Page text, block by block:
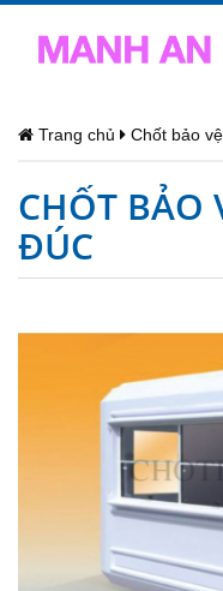
Trang chủ Chốt bảo
CHỐT BẢO
ĐÚC